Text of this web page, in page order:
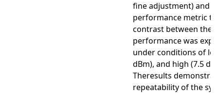
fine adjustment) and
performance metric
contrast between the
performance was
under conditions of
dBm), and high (7.5
Theresults
repeatability of the